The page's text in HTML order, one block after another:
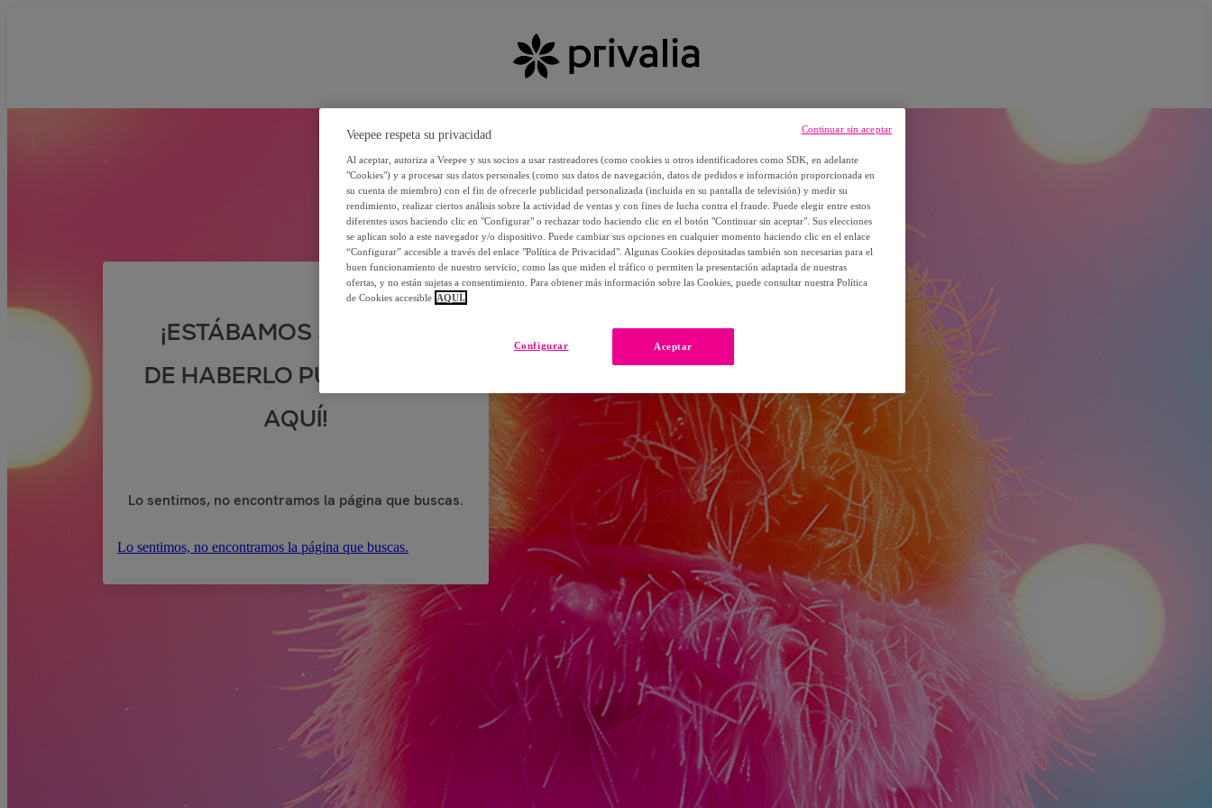
¡ESTÁBAMOS SEGUROS
DE HABERLO PUESTO POR
AQUÍ!
Lo sentimos, no encontramos la página que buscas.
Lo sentimos, no encontramos la página que buscas.
Veepee respeta su privacidad
Al aceptar, autoriza a Veepee y sus socios a usar rastreadores (como cookies u otros identificadores como SDK, en adelante
"Cookies") y a procesar sus datos personales (como sus datos de navegación, datos de pedidos e información proporcionada en
su cuenta de miembro) con el fin de ofrecerle publicidad personalizada (incluida en su pantalla de televisión) y medir su
rendimiento, realizar ciertos análisis sobre la actividad de ventas y con fines de lucha contra el fraude. Puede elegir entre estos
diferentes usos haciendo clic en "Configurar" o rechazar todo haciendo clic en el botón "Continuar sin aceptar". Sus elecciones
se aplican solo a este navegador y/o dispositivo. Puede cambiar sus opciones en cualquier momento haciendo clic en el enlace
“Configurar” accesible a través del enlace "Política de Privacidad". Algunas Cookies depositadas también son necesarias para el
buen funcionamiento de nuestro servicio, como las que miden el tráfico o permiten la presentación adaptada de nuestras
ofertas, y no están sujetas a consentimiento. Para obtener más información sobre las Cookies, puede consultar nuestra Política
de Cookies accesible AQUÍ.
Aceptar
Configurar
Continuar sin aceptar